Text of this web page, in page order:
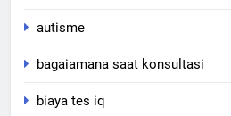
autisme
bagaiamana saat konsultasi
biaya tes iq